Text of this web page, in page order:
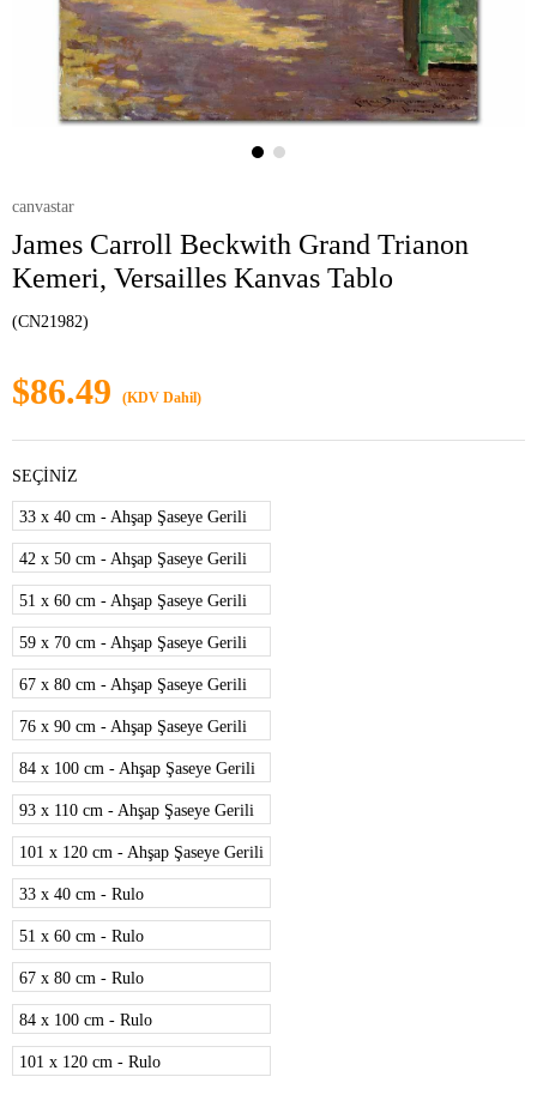
canvastar
James Carroll Beckwith Grand Trianon
Kemeri, Versailles Kanvas Tablo
(CN21982)
$86.49 (KDV Dahil)
SEÇİNİZ
33 x 40 cm - Ahşap Şaseye Gerili
42 x 50 cm - Ahşap Şaseye Gerili
51 x 60 cm - Ahşap Şaseye Gerili
59 x 70 cm - Ahşap Şaseye Gerili
67 x 80 cm - Ahşap Şaseye Gerili
76 x 90 cm - Ahşap Şaseye Gerili
84 x 100 cm - Ahşap Şaseye Gerili
93 x 110 cm - Ahşap Şaseye Gerili
101 x 120 cm - Ahşap Şaseye Gerili
33 x 40 cm - Rulo
51 x 60 cm - Rulo
67 x 80 cm - Rulo
84 x 100 cm - Rulo
101 x 120 cm - Rulo